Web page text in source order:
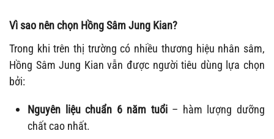
Vì sao nên chọn Hồng Sâm Jung Kian?
Trong khi trên thị trường có nhiều thương hiệu nhân sâm,
Hồng Sâm Jung Kian vẫn được người tiêu dùng lựa chọn
bởi:
Nguyên liệu chuẩn 6 năm tuổi– hàm lượng dưỡng
chất cao nhất.